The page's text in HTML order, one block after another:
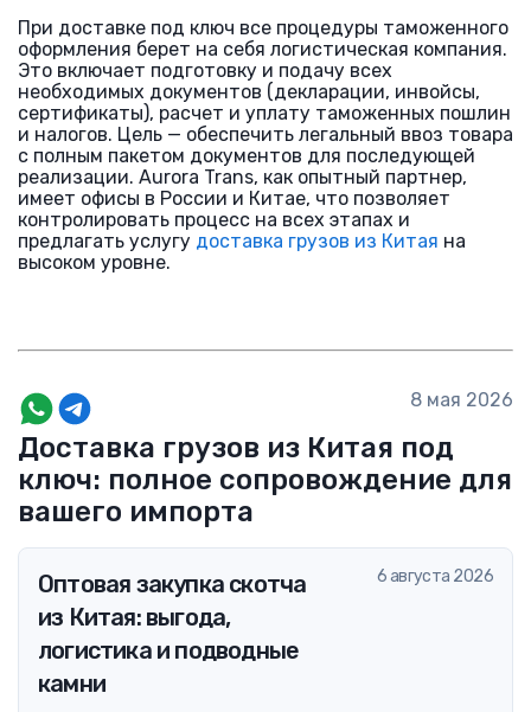
Доставка грузов из Китая под
ключ: полное сопровождение для
вашего импорта
При доставке под ключ все процедуры таможенного
оформления берет на себя логистическая компания.
Это включает подготовку и подачу всех
необходимых документов (декларации, инвойсы,
сертификаты), расчет и уплату таможенных пошлин
и налогов. Цель — обеспечить легальный ввоз товара
с полным пакетом документов для последующей
реализации. Aurora Trans, как опытный партнер,
имеет офисы в России и Китае, что позволяет
контролировать процесс на всех этапах и
предлагать услугу доставка грузов из Китая на
высоком уровне.
8 мая 2026
Оптовая закупка скотча
из Китая: выгода,
логистика и подводные
камни
6 августа 2026